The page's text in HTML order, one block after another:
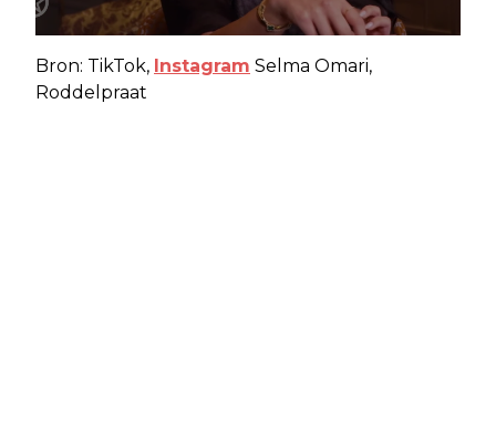
Bron: TikTok, Instagram Selma Omari,
Roddelpraat